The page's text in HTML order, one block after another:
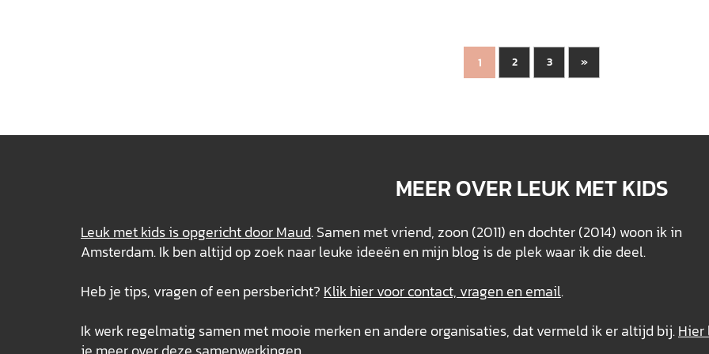
1 2 3 »
MEER OVER LEUK MET KIDS
Leuk met kids is opgericht door Maud. Samen met vriend, zoon (2011) en dochter (2014) woon ik in
Amsterdam. Ik ben altijd op zoek naar leuke ideeën en mijn blog is de plek waar ik die deel.
Heb je tips, vragen of een persbericht? Klik hier voor contact, vragen en email.
Ik werk regelmatig samen met mooie merken en andere organisaties, dat vermeld ik er altijd bij.Hier